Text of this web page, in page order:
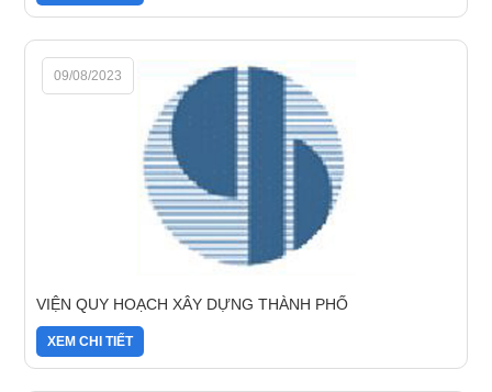
09/08/2023
VIỆN QUY HOẠCH XÂY DỰNG THÀNH PHỐ
XEM CHI TIẾT